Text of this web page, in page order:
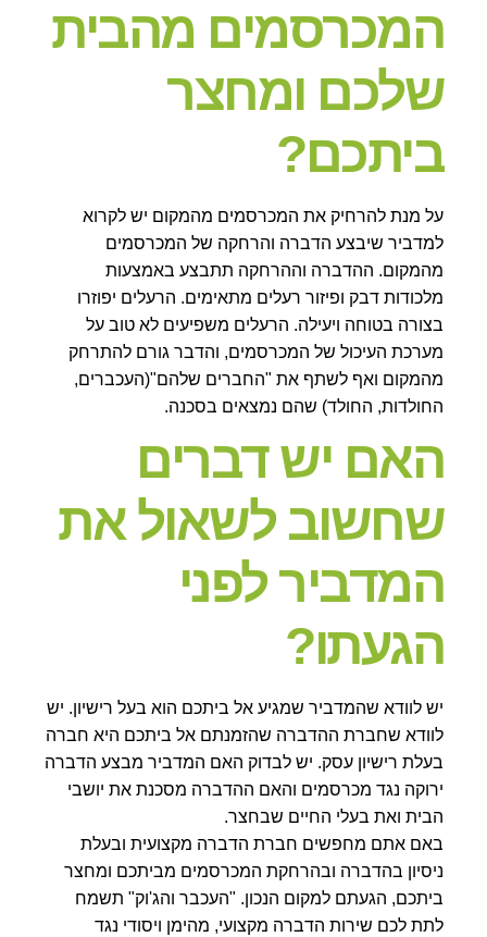
המכרסמים מהבית
שלכם ומחצר
ביתכם?
על מנת להרחיק את המכרסמים מהמקום יש לקרוא
למדביר שיבצע הדברה והרחקה של המכרסמים
מהמקום. ההדברה וההרחקה תתבצע באמצעות
מלכודות דבק ופיזור רעלים מתאימים. הרעלים יפוזרו
בצורה בטוחה ויעילה. הרעלים משפיעים לא טוב על
מערכת העיכול של המכרסמים, והדבר גורם להתרחק
מהמקום ואף לשתף את "החברים שלהם"(העכברים,
החולדות, החולד) שהם נמצאים בסכנה.
האם יש דברים
שחשוב לשאול את
המדביר לפני
הגעתו?
יש לוודא שהמדביר שמגיע אל ביתכם הוא בעל רישיון. יש
לוודא שחברת ההדברה שהזמנתם אל ביתכם היא חברה
בעלת רישיון עסק. יש לבדוק האם המדביר מבצע הדברה
ירוקה נגד מכרסמים והאם ההדברה מסכנת את יושבי
הבית ואת בעלי החיים שבחצר.
באם אתם מחפשים חברת הדברה מקצועית ובעלת
ניסיון בהדברה ובהרחקת המכרסמים מביתכם ומחצר
ביתכם, הגעתם למקום הנכון. "העכבר והג'וק" תשמח
לתת לכם שירות הדברה מקצועי, מהימן ויסודי נגד